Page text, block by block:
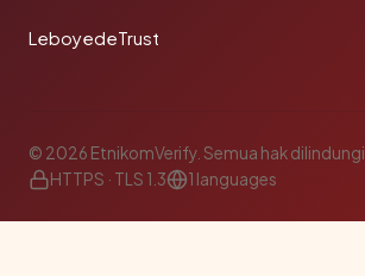
LeboyedeTrust
© 2026 EtnikomVerify. Semua hak dilindungi.
HTTPS · TLS 1.3
1 languages